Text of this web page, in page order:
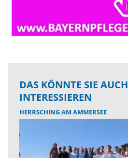
DAS KÖNNTE SIE AUCH
INTERESSIEREN
HERRSCHING AM AMMERSEE